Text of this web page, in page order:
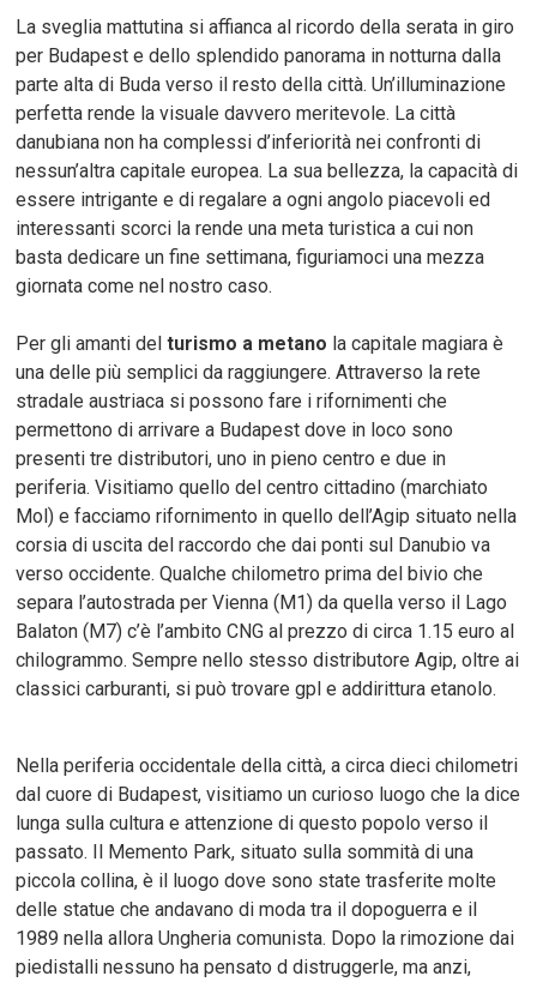
La sveglia mattutina si affianca al ricordo della serata in giro
per Budapest e dello splendido panorama in notturna dalla
parte alta di Buda verso il resto della città. Un’illuminazione
perfetta rende la visuale davvero meritevole. La città
danubiana non ha complessi d’inferiorità nei confronti di
nessun’altra capitale europea. La sua bellezza, la capacità di
essere intrigante e di regalare a ogni angolo piacevoli ed
interessanti scorci la rende una meta turistica a cui non
basta dedicare un fine settimana, figuriamoci una mezza
giornata come nel nostro caso.
Per gli amanti delturismo a metano la capitale magiara è
una delle più semplici da raggiungere. Attraverso la rete
stradale austriaca si possono fare i rifornimenti che
permettono di arrivare a Budapest dove in loco sono
presenti tre distributori, uno in pieno centro e due in
periferia. Visitiamo quello del centro cittadino (marchiato
Mol) e facciamo rifornimento in quello dell’Agip situato nella
corsia di uscita del raccordo che dai ponti sul Danubio va
verso occidente. Qualche chilometro prima del bivio che
separa l’autostrada per Vienna (M1) da quella verso il Lago
Balaton (M7) c’è l’ambito CNG al prezzo di circa 1.15 euro al
chilogrammo. Sempre nello stesso distributore Agip, oltre ai
classici carburanti, si può trovare gpl e addirittura etanolo.
Nella periferia occidentale della città, a circa dieci chilometri
dal cuore di Budapest, visitiamo un curioso luogo che la dice
lunga sulla cultura e attenzione di questo popolo verso il
passato. Il Memento Park, situato sulla sommità di una
piccola collina, è il luogo dove sono state trasferite molte
delle statue che andavano di moda tra il dopoguerra e il
1989 nella allora Ungheria comunista. Dopo la rimozione dai
piedistalli nessuno ha pensato d distruggerle, ma anzi,